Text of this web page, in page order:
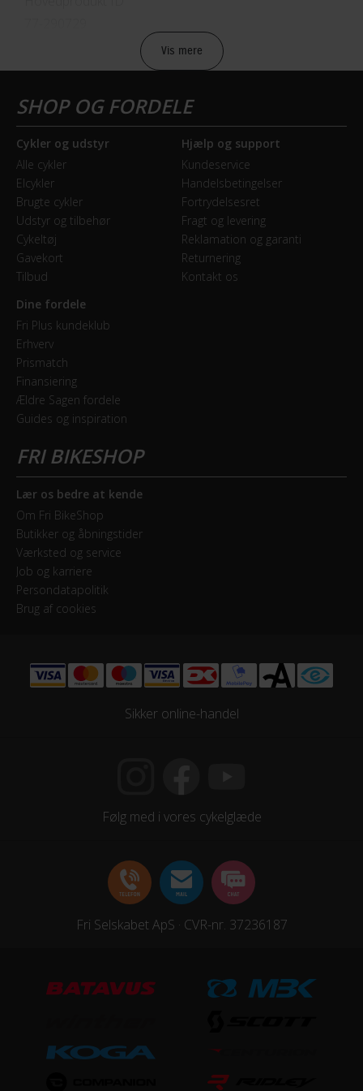
Sikkerheds- og producentinfo
Model år
2024
BREMSER
Bagbremse
Hydraulisk skivebremse Shimano BR-MT500
Forbremse
Hydraulisk skivebremse Shimano BR-MT500
GEAR
Bagskifter
Shimano Deore RD-M5100 11 Speed
Drivlinje
Kædetræk
Geargruppe
Shimano Deore
Geartype
Udvendige gear
Shimano CS-M5100-11 / 11-51
Shimano Deore SL-M5100-R
HJUL & DÆK
Kenda Hellkat K1201 / 60TPI / folding / 26x2.4
Vis mere
Cykler og udstyr
Alle cykler
Elcykler
Brugte cykler
Udstyr og tilbehør
Cykeltøj
Gavekort
Tilbud
Hjælp og support
Kundeservice
Handelsbetingelser
Fortrydelsesret
Fragt og levering
Reklamation og garanti
Returnering
Kontakt os
Dine fordele
Fri Plus kundeklub
Erhverv
Prismatch
Finansiering
Ældre Sagen fordele
Guides og inspiration
Lær os bedre at kende
Om Fri BikeShop
Butikker og åbningstider
Værksted og service
Job og karriere
Persondatapolitik
Brug af cookies
Sikker online-handel
Følg med i vores cykelglæde
Fri Selskabet ApS · CVR-nr. 37236187